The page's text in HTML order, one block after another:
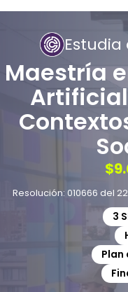
Estudia
Maestría
Resolución: 010666 del
3
Plan